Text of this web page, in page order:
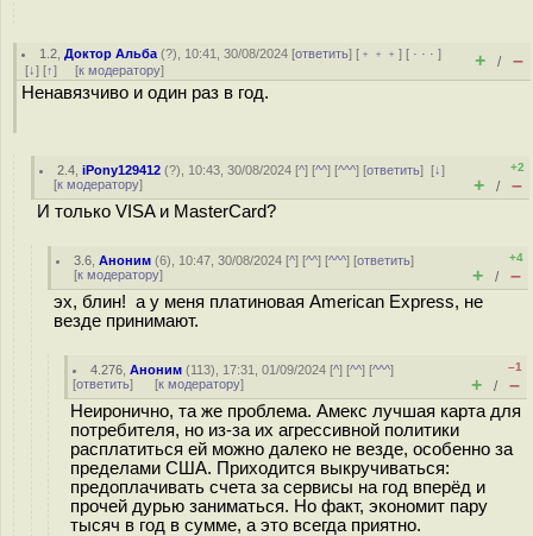
1.2 ,Доктор Альба (?), 10:41, 30/08/2024 [ответить] [ ﹢﹢﹢] [ · · ·]
[↓] [↑] [к модератору] + / –
Ненавязчиво и один раз в год.
2.4 ,iPony129412 (?), 10:43, 30/08/2024 [^] [^^] [^^^] [ответить][↓]
[к модератору]
+2
+ / –
И только VISA и MasterCard?
3.6 ,Аноним (6), 10:47, 30/08/2024 [^] [^^] [^^^] [ответить]
[к модератору]
+4
+ / –
эх, блин! а у меня платиновая American Express, не
везде принимают.
4.276 ,Аноним (113), 17:31, 01/09/2024 [^] [^^] [^^^]
[ответить] [к модератору]
–1
+ / –
Неиронично, та же проблема. Амекс лучшая карта для
потребителя, но из-за их агрессивной политики
расплатиться ей можно далеко не везде, особенно за
пределами США. Приходится выкручиваться:
предоплачивать счета за сервисы на год вперёд и
прочей дурью заниматься. Но факт, экономит пару
тысяч в год в сумме, а это всегда приятно.